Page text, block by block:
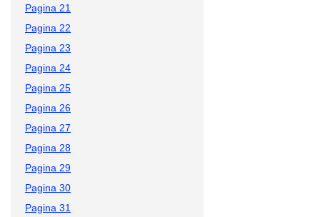
Pagina 21
Pagina 22
Pagina 23
Pagina 24
Pagina 25
Pagina 26
Pagina 27
Pagina 28
Pagina 29
Pagina 30
Pagina 31